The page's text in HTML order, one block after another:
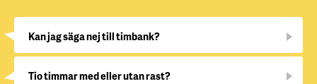
Kan jag säga nej till timbank?
Tio timmar med eller utan rast?